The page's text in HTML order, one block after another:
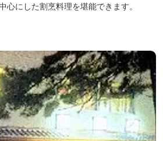
心にした割烹料理を堪能できます。